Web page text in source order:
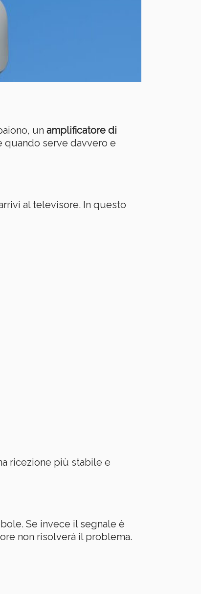
un amplificatore di
serve davvero e
al televisore. In questo
ricezione più stabile e
Se invece il segnale è
non risolverà il problema.